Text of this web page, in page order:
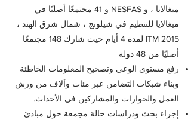
ميغالايا ، و NESFAS و 41 مجتمعًا أصليًا في
ميغالايا للتنظيم في شيلونج ، شمال شرق الهند ،
ITM 2015 لمدة 4 أيام حيث شارك 148 مجتمعًا
أصليًا من 48 دولة
رفع مستوى الوعي وتصحيح المعلومات الخاطئة
وبناء شبكات التضامن عبر مئات وآلاف من ورش
العمل والحوارات والمشاركين في الأحداث.
إجراء بحث ودراسات حالة مجمعة حول مبادئ